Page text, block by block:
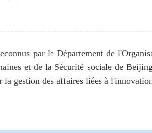
par le Département de
et de la Sécurité sociale de
la gestion des affaires liées à